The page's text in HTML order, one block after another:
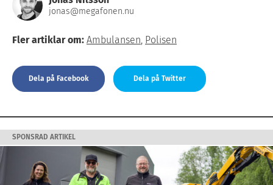
jonas@megafonen.nu
Fler artiklar om: Ambulansen, Polisen
Dela på Facebook Dela på Twitter
SPONSRAD ARTIKEL